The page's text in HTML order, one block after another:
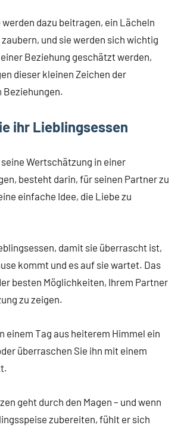
werden dazu beitragen, ein Lächeln
und sie werden sich wichtig
Beziehung geschätzt werden,
dieser kleinen Zeichen der
Beziehungen.
ihr Lieblingsessen
Wertschätzung in einer
besteht darin, für seinen Partner zu
einfache Idee, die Liebe zu
damit sie überrascht ist,
kommt und es auf sie wartet. Das
besten Möglichkeiten, Ihrem Partner
zu zeigen.
einem Tag aus heiterem Himmel ein
überraschen Sie ihn mit einem
geht durch den Magen – und wenn
zubereiten, fühlt er sich